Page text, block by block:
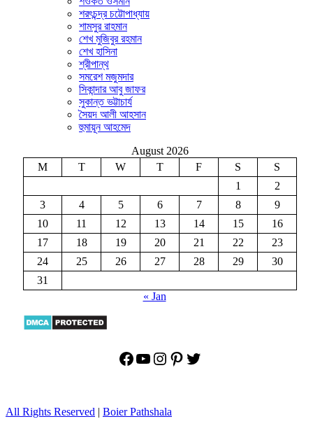
শরৎচন্দ্র চট্টোপাধ্যায়
শামসুর রাহমান
শেখ মুজিবুর রহমান
শেখ হাসিনা
শ্রীপান্থ
সমরেশ মজুমদার
সিকান্দার আবু জাফর
সুকান্ত ভট্টাচার্য
সৈয়দ আলী আহসান
হুমায়ূন আহমেদ
August 2026
M
T W T F S
S
1
2
3
4 5 6 7 8
9
10
11 12 13 14 15
16
17
18 19 20 21 22
23
24
25 26 27 28 29
30
31
« Jan
Facebook
YouTube
Instagram
Pinterest
Twitter
All Rights Reserved | Boier Pathshala